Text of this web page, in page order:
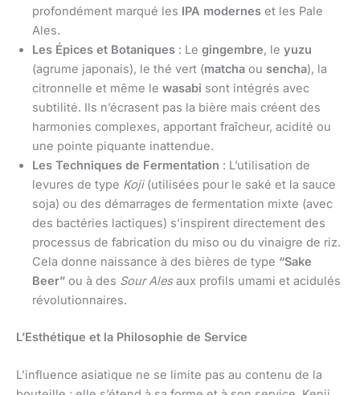
profondément marqué les IPA modernes et les Pale
Ales.
Les Épices et Botaniques : Le gingembre, le yuzu
(agrume japonais), le thé vert (matcha ou sencha), la
citronnelle et même le wasabi sont intégrés avec
subtilité. Ils n’écrasent pas la bière mais créent des
harmonies complexes, apportant fraîcheur, acidité ou
une pointe piquante inattendue.
Les Techniques de Fermentation : L’utilisation de
levures de type Koji(utilisées pour le saké et la sauce
soja) ou des démarrages de fermentation mixte (avec
des bactéries lactiques) s’inspirent directement des
processus de fabrication du miso ou du vinaigre de riz.
Cela donne naissance à des bières de type “Sake
Beer” ou à des Sour Alesaux profils umami et acidulés
révolutionnaires.
L’Esthétique et la Philosophie de Service
L’influence asiatique ne se limite pas au contenu de la